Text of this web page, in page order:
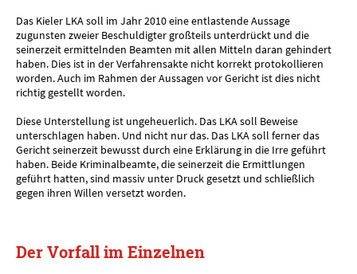
Das Kieler LKA soll im Jahr 2010 eine entlastende Aussage
zugunsten zweier Beschuldigter großteils unterdrückt und die
seinerzeit ermittelnden Beamten mit allen Mitteln daran gehindert
haben. Dies ist in der Verfahrensakte nicht korrekt protokollieren
worden. Auch im Rahmen der Aussagen vor Gericht ist dies nicht
richtig gestellt worden.
Diese Unterstellung ist ungeheuerlich. Das LKA soll Beweise
unterschlagen haben. Und nicht nur das. Das LKA soll ferner das
Gericht seinerzeit bewusst durch eine Erklärung in die Irre geführt
haben. Beide Kriminalbeamte, die seinerzeit die Ermittlungen
geführt hatten, sind massiv unter Druck gesetzt und schließlich
gegen ihren Willen versetzt worden.
Der Vorfall im Einzelnen